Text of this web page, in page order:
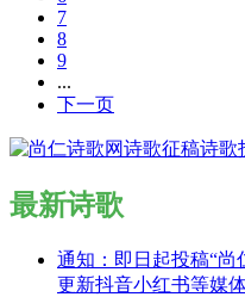
7
8
9
...
下一页
最新诗歌
通知：即日起投稿“尚
更新抖音小红书等媒